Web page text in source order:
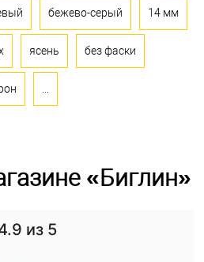
бежево-серый 14 мм
ясень без фаски
«Биглин»
из 5